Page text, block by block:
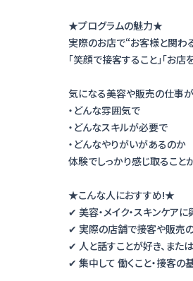
★プログラムの魅力★
実際のお店で“お客様と関わ
「笑顔で接客すること」「お
気になる美容や販売の仕事が
・どんな雰囲気で
・どんなスキルが必要で
・どんなやりがいがあるのか
体験でしっかり感じ取ること
★こんな人におすすめ!★
✔ 美容・メイク・スキンケア
✔ 実際の店舗で接客や販売
✔ 人と話すことが好き、また
✔ 集中して 働くこと・接客の